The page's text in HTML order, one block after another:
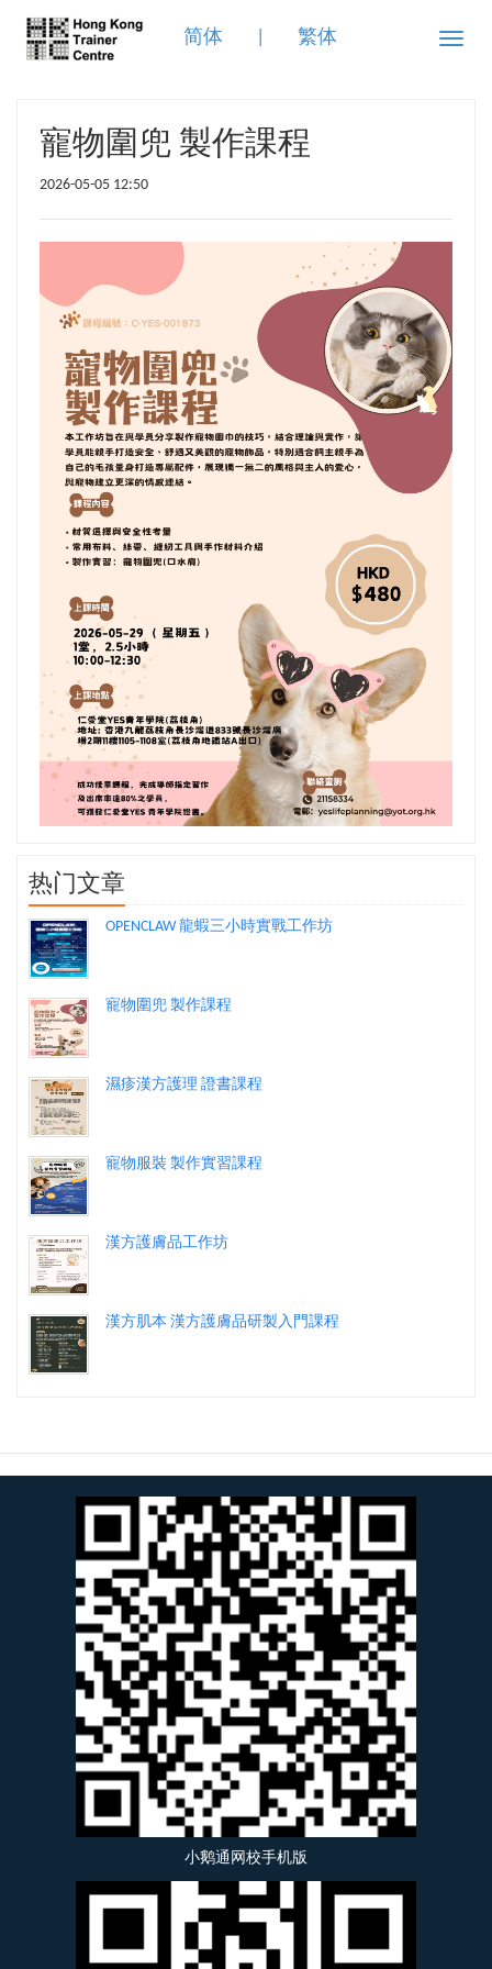
Toggle
简体 繁体
寵物圍兜 製作課程
2026-05-05 12:50
热门文章
OPENCLAW 龍蝦三小時實戰工作坊
寵物圍兜 製作課程
濕疹漢方護理 證書課程
寵物服裝 製作實習課程
漢方護膚品工作坊
漢方肌本 漢方護膚品研製入門課程
小鹅通网校手机版